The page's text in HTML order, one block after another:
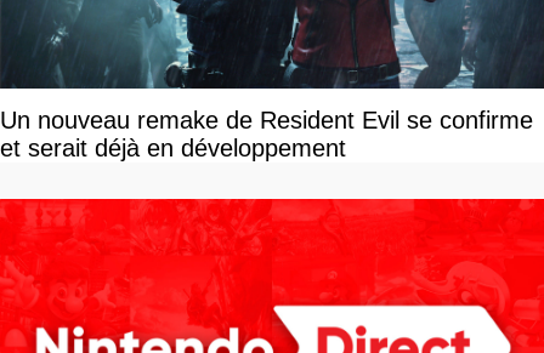
Un nouveau remake de Resident Evil se confirme
et serait déjà en développement